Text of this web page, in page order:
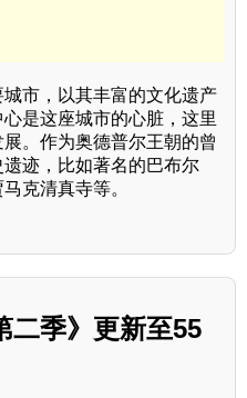
市，以其丰富的文化遗产
是这座城市的心脏，这里
。作为奥德普尔王朝的曾
迹，比如著名的巴布尔
克清真寺等。
二季》更新至55